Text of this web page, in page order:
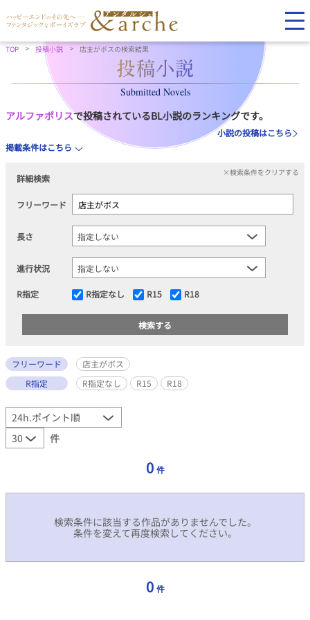
TOP 投稿小説 店主がボスの検索結果
Submitted Novels
アルファポリスで投稿されているBL小説のランキングです。
小説の投稿はこちら
掲載条件はこちら
詳細検索
×検索条件をクリアする
フリーワード
長さ
進行状況
R指定 R指定なし R15 R18
フリーワード
店主がボス
R指定
R指定なし R15 R18
件
0 件
検索条件に該当する作品がありませんでした。
条件を変えて再度検索してください。
0 件